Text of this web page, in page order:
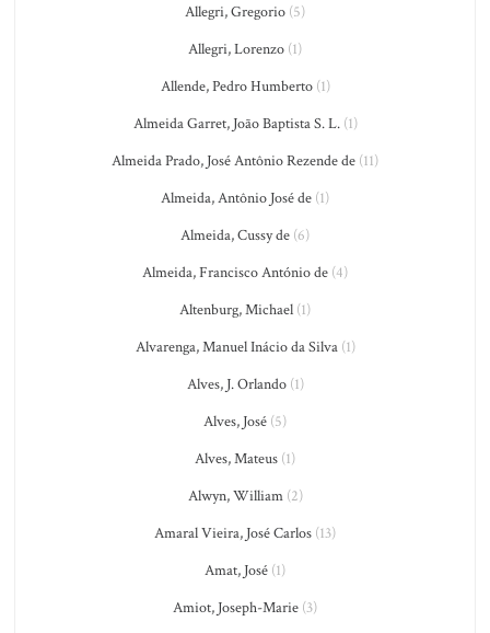
Allegri, Gregorio (5)
Allegri, Lorenzo (1)
Allende, Pedro Humberto(1)
Almeida Garret, João Baptista S. L.(1)
Almeida Prado, José Antônio Rezende de (11)
Almeida, Antônio José de (1)
Almeida, Cussy de (6)
Almeida, Francisco António de (4)
Altenburg, Michael (1)
Alvarenga, Manuel Inácio da Silva(1)
Alves, J. Orlando(1)
Alves, José (5)
Alves, Mateus (1)
Alwyn, William(2)
Amaral Vieira, José Carlos (13)
Amat, José (1)
Amiot, Joseph-Marie (3)